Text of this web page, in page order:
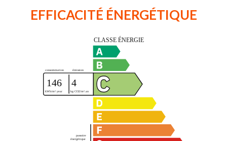
EFFICACITÉ ÉNERGÉTIQUE